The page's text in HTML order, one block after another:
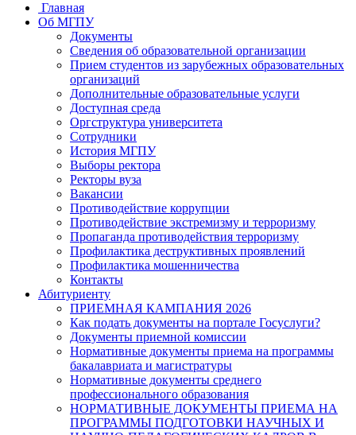
Главная
Об МГПУ
Документы
Сведения об образовательной организации
Прием студентов из зарубежных образовательных
организаций
Дополнительные образовательные услуги
Доступная среда
Оргструктура университета
Сотрудники
История МГПУ
Выборы ректора
Ректоры вуза
Вакансии
Противодействие коррупции
Противодействие экстремизму и терроризму
Пропаганда противодействия терроризму
Профилактика деструктивных проявлений
Профилактика мошенничества
Контакты
Абитуриенту
ПРИЕМНАЯ КАМПАНИЯ 2026
Как подать документы на портале Госуслуги?
Документы приемной комиссии
Нормативные документы приема на программы
бакалавриата и магистратуры
Нормативные документы среднего
профессионального образования
НОРМАТИВНЫЕ ДОКУМЕНТЫ ПРИЕМА НА
ПРОГРАММЫ ПОДГОТОВКИ НАУЧНЫХ И